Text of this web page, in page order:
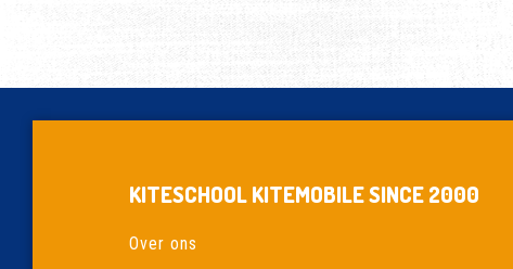
KITESCHOOL KITEMOBILE SINCE 2000
Over ons